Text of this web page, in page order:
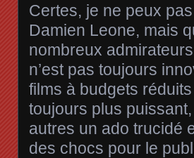
Certes, je ne peux
Damien Leone, mais
nombreux
n’est pas toujours
films à budgets
toujours plus
autres un ado trucidé
des chocs pour le